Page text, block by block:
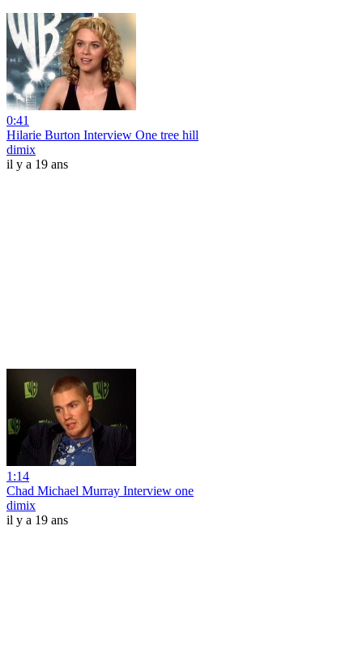
0:41
Hilarie Burton Interview One tree hill
dimix
il y a 19 ans
1:14
Chad Michael Murray Interview one
dimix
il y a 19 ans